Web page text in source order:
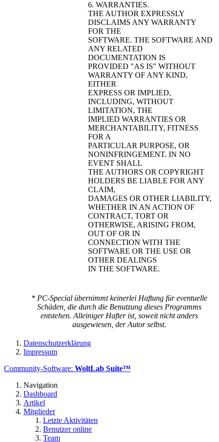
6. WARRANTIES.
THE AUTHOR EXPRESSLY
DISCLAIMS ANY WARRANTY
FOR THE
SOFTWARE. THE SOFTWARE AND
ANY RELATED
DOCUMENTATION IS
PROVIDED "AS IS" WITHOUT
WARRANTY OF ANY KIND,
EITHER
EXPRESS OR IMPLIED,
INCLUDING, WITHOUT
LIMITATION, THE
IMPLIED WARRANTIES OR
MERCHANTABILITY, FITNESS
FOR A
PARTICULAR PURPOSE, OR
NONINFRINGEMENT. IN NO
EVENT SHALL
THE AUTHORS OR COPYRIGHT
HOLDERS BE LIABLE FOR ANY
CLAIM,
DAMAGES OR OTHER LIABILITY,
WHETHER IN AN ACTION OF
CONTRACT, TORT OR
OTHERWISE, ARISING FROM,
OUT OF OR IN
CONNECTION WITH THE
SOFTWARE OR THE USE OR
OTHER DEALINGS
IN THE SOFTWARE.
* PC-Special übernimmt keinerlei Haftung für eventuelle
Schäden, die durch die Benutzung dieses Programms
entstehen. Alleiniger Hafter ist, soweit nicht anders
ausgewiesen, der Autor selbst.
Datenschutzerklärung
Impressum
Community-Software: WoltLab Suite™
Navigation
Dashboard
Artikel
Mitglieder
Letzte Aktivitäten
Benutzer online
Team